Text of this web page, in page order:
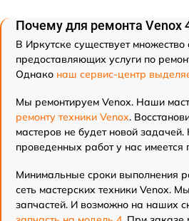
Почему для ремонта Venox
В Иркутске существует множество
предоставляющих услуги по
Однако наш сервис-центр
Мы ремонтируем Venox. Наши
ремонту техники Venox.
мастеров не будет новой
проведенных работ у нас имеется
Минимальные сроки выполнения
сеть мастерских техники Venox.
запчастей. И возможно на наших